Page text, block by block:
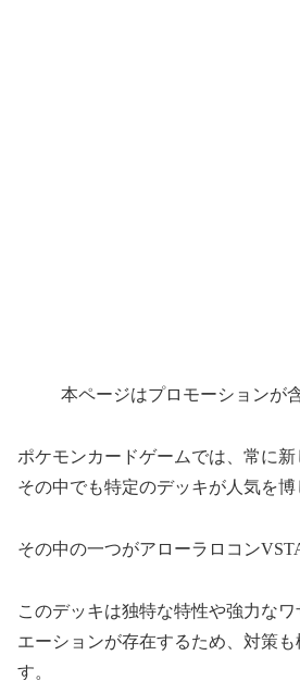
本ページはプロモーションが
ポケモンカードゲームでは、常に新
その中でも特定のデッキが人気を博
その中の一つがアローラロコン
このデッキは独特な特性や強力な
エーションが存在するため、対策も
す。